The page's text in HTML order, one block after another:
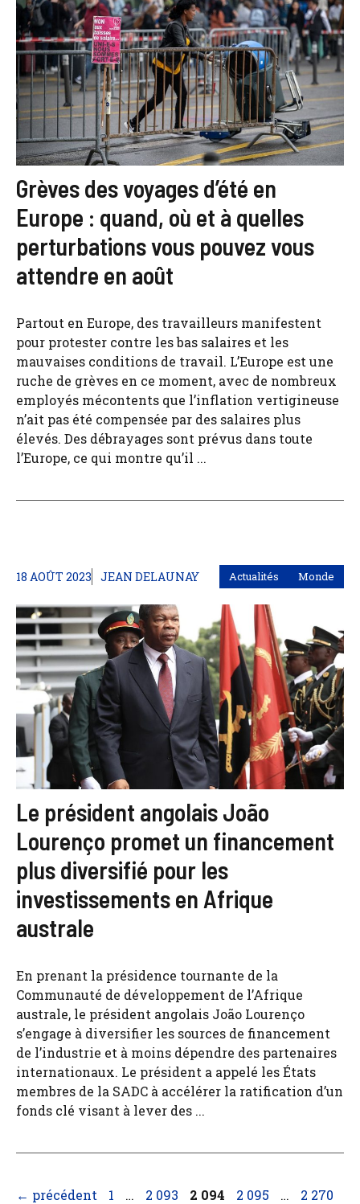
Grèves des voyages d’été en
Europe : quand, où et à quelles
perturbations vous pouvez vous
attendre en août
Partout en Europe, des travailleurs manifestent
pour protester contre les bas salaires et les
mauvaises conditions de travail. L’Europe est une
ruche de grèves en ce moment, avec de nombreux
employés mécontents que l’inflation vertigineuse
n’ait pas été compensée par des salaires plus
élevés. Des débrayages sont prévus dans toute
l’Europe, ce qui montre qu’il ...
18 AOÛT 2023 JEAN DELAUNAY Actualités Monde
Le président angolais João
Lourenço promet un financement
plus diversifié pour les
investissements en Afrique
australe
En prenant la présidence tournante de la
Communauté de développement de l’Afrique
australe, le président angolais João Lourenço
s’engage à diversifier les sources de financement
de l’industrie et à moins dépendre des partenaires
internationaux. Le président a appelé les États
membres de la SADC à accélérer la ratification d’un
fonds clé visant à lever des ...
← précédent Page
1 … Page
2 093 Page
2 094 Page
2 095 … Page
2 270